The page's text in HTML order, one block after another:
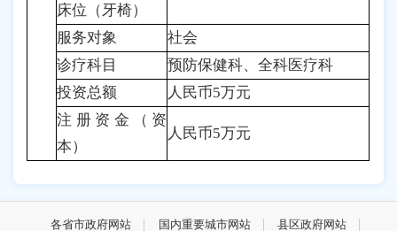
床位（牙椅）
服务对象
社会
诊疗科目
预防保健科、全科医疗科
投资总额
人民币5万元
注册资金（资
本）
人民币5万元
各省市政府网站 国内重要城市网站 县区政府网站